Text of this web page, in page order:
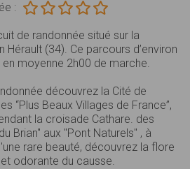
:
de randonnée situé sur la
Hérault (34). Ce parcours d’environ
moyenne 2h00 de marche.
découvrez la Cité de
“Plus Beaux Villages de France”,
la croisade Cathare. des
Brian" aux "Pont Naturels" , à
rare beauté, découvrez la flore
odorante du causse.